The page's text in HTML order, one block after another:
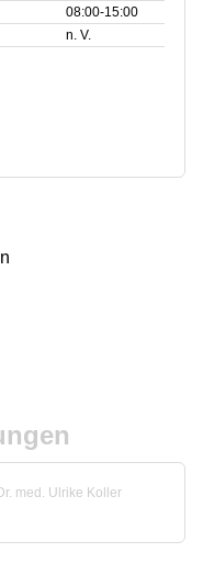
08:00‑15:00
n. V.
med. Ulrike Koller